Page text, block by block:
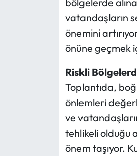
vatandaşların
önemini
önüne geçmek
Riskli
Toplantıda,
önlemleri
ve
tehlikeli olduğu
önem taşıyor.